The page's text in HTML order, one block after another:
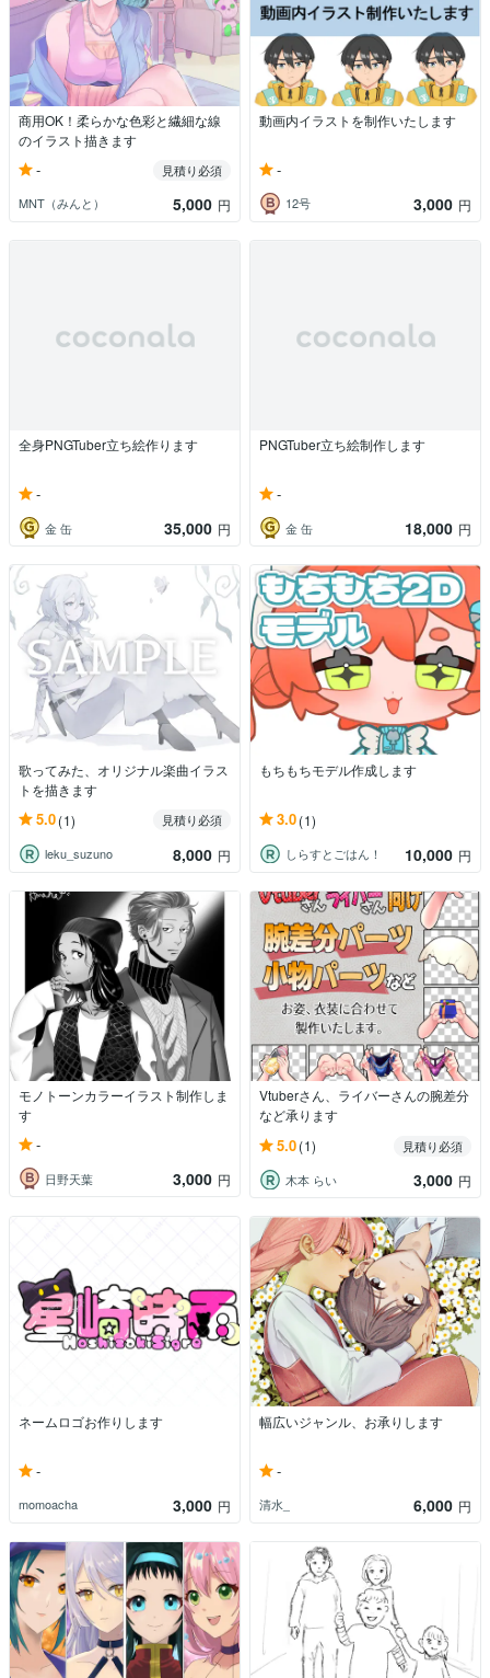
商用OK！柔らかな色彩と繊細な線
のイラスト描きます
-
見積り必須
MNT（みんと）
5,000 円
動画内イラストを制作いたします
-
12号 3,000 円
全身PNGTuber立ち絵作ります
-
金 缶 35,000 円
PNGTuber立ち絵制作します
-
金 缶 18,000 円
歌ってみた、オリジナル楽曲イラス
トを描きます
5.0(1)
見積り必須
leku_suzuno
8,000 円
もちもちモデル作成します
3.0(1)
しらすとごはん！ 10,000 円
モノトーンカラーイラスト制作しま
す
-
日野天葉 3,000 円
Vtuberさん、ライバーさんの腕差分
など承ります
5.0(1)
見積り必須
木本 らい
3,000 円
ネームロゴお作りします
-
momoacha 3,000 円
幅広いジャンル、お承りします
-
清水_ 6,000 円